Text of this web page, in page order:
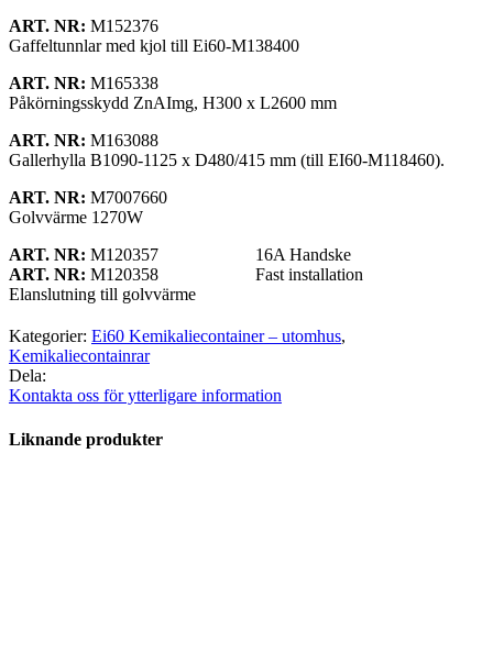
ART. NR: M152376
Gaffeltunnlar med kjol till Ei60-M138400
ART. NR: M165338
Påkörningsskydd ZnAImg, H300 x L2600 mm
ART. NR: M163088
Gallerhylla B1090-1125 x D480/415 mm (till EI60-M118460).
ART. NR: M7007660
Golvvärme 1270W
ART. NR: M120357 16A Handske
ART. NR: M120358 Fast installation
Elanslutning till golvvärme
Kategorier: Ei60 Kemikaliecontainer – utomhus,
Kemikaliecontainrar
Dela:
Kontakta oss för ytterligare information
Liknande produkter